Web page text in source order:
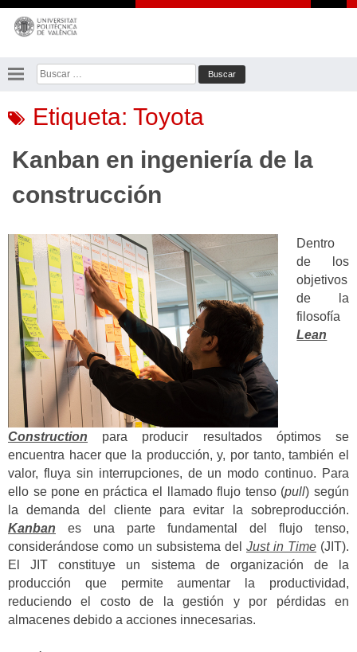
Saltar
contenido
Buscar:
Etiqueta: Toyota
Kanban en ingeniería de la
construcción
Dentro
de los
objetivos
de la
filosofía
Lean
Construction para producir resultados óptimos se
encuentra hacer que la producción, y, por tanto, también el
valor, fluya sin interrupciones, de un modo continuo. Para
ello se pone en práctica el llamado flujo tenso (pull) según
la demanda del cliente para evitar la sobreproducción.
Kanban es una parte fundamental del flujo tenso,
considerándose como un subsistema del Just in Time (JIT).
El JIT constituye un sistema de organización de la
producción que permite aumentar la productividad,
reduciendo el costo de la gestión y por pérdidas en
almacenes debido a acciones innecesarias.